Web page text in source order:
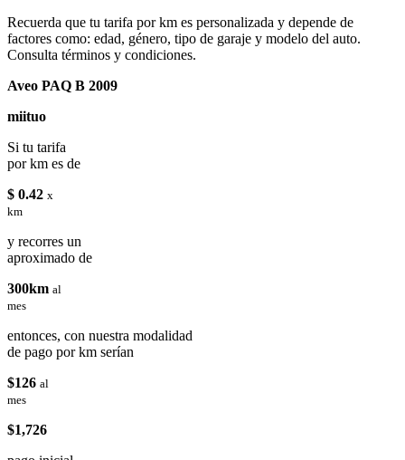
Recuerda que tu tarifa por km es personalizada y depende de
factores como: edad, género, tipo de garaje y modelo del auto.
Consulta términos y condiciones.
Aveo PAQ B 2009
miituo
Si tu tarifa
por km es de
$ 0.42 x
km
y recorres un
aproximado de
300km al
mes
entonces, con nuestra modalidad
de pago por km serían
$126 al
mes
$1,726